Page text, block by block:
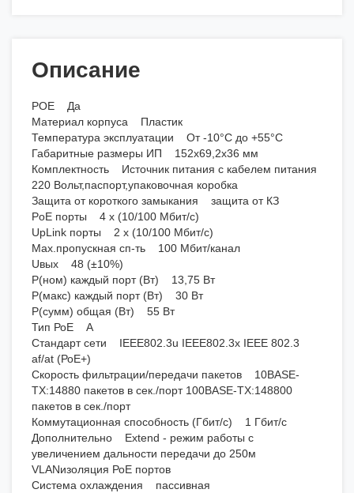
Описание
POE Да
Материал корпуса Пластик
Температура эксплуатации От -10°C до +55°C
Габаритные размеры ИП 152x69,2x36 мм
Комплектность Источник питания с кабелем питания
220 Вольт,паспорт,упаковочная коробка
Защита от короткого замыкания защита от КЗ
PoE порты 4 х (10/100 Мбит/с)
UpLink порты 2 х (10/100 Мбит/с)
Max.пропускная сп-ть 100 Мбит/канал
Uвых 48 (±10%)
Р(ном) каждый порт (Вт) 13,75 Вт
Р(макс) каждый порт (Вт) 30 Вт
Р(сумм) общая (Вт) 55 Вт
Тип РоЕ А
Стандарт сети IEEE802.3u IEEE802.3x IEEE 802.3
af/at (РоЕ+)
Скорость фильтрации/передачи пакетов 10BASE-
TX:14880 пакетов в сек./порт 100BASE-TX:148800
пакетов в сек./порт
Коммутационная способность (Гбит/с) 1 Гбит/с
Дополнительно Extend - режим работы с
увеличением дальности передачи до 250м
VLANизоляция РоЕ портов
Система охлаждения пассивная